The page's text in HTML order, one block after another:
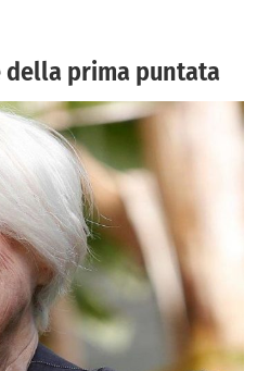
della prima puntata